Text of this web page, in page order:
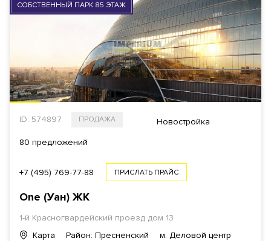
СОБСТВЕННЫЙ ПАРК 85 ЭТАЖ
ID: 574897 ПРОДАЖА Новостройка
80 предложений
+7 (495) 769-77-88 ПРИСЛАТЬ ПРАЙС
One (Уан) ЖК
1-й Красногвардейский проезд дом 13
Карта
Район: Пресненский м. Деловой центр